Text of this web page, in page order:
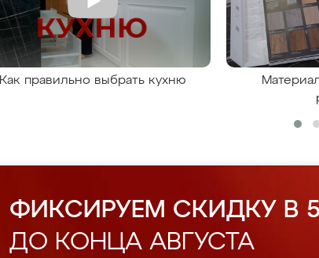
Как правильно выбрать кухню
ФИКСИРУЕМ СКИДКУ В
ДО КОНЦА АВГУСТА